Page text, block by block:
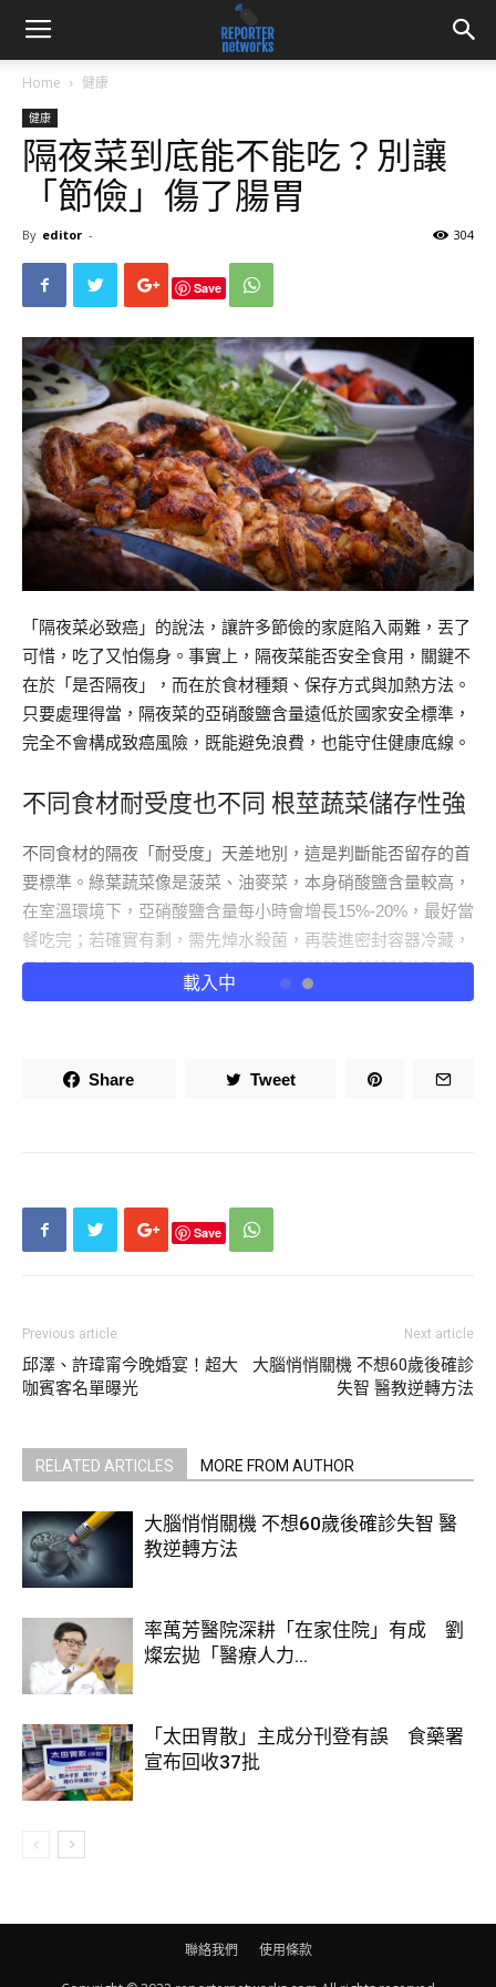
Home 健康
健康
隔夜菜到底能不能吃？別讓
「節儉」傷了腸胃
By editor - 304
Save
「隔夜菜必致癌」的說法，讓許多節儉的家庭陷入兩難，丟了
可惜，吃了又怕傷身。事實上，隔夜菜能否安全食用，關鍵不
在於「是否隔夜」，而在於食材種類、保存方式與加熱方法。
只要處理得當，隔夜菜的亞硝酸鹽含量遠低於國家安全標準，
完全不會構成致癌風險，既能避免浪費，也能守住健康底線。
不同食材耐受度也不同 根莖蔬菜儲存性強
不同食材的隔夜「耐受度」天差地別，這是判斷能否留存的首
要標準。綠葉蔬菜像是菠菜、油麥菜，本身硝酸鹽含量較高，
在室溫環境下，亞硝酸鹽含量每小時會增長15%-20%，最好當
餐吃完；若確實有剩，需先焯水殺菌，再裝進密封容器冷藏，
且必須在24小時內吃完。馬鈴薯、胡蘿蔔等根莖蔬菜的硝酸鹽
含量低，儲存性強，切開後密封冷藏可放1-2天。
凍，避免細菌滋生。海鮮與豆製品屬於高風險類，海鮮容易滋
冷藏溫度4℃以下 加熱需達75℃以上
時，要遵循「趁熱密封」原則，菜餚出鍋後晾到不燙手的溫
度，大約60℃左右，就要趕緊分裝到密封保鮮盒裡，千萬別長
時間放在室溫下。在25℃以上的環境下，剩菜放超過2小時就
度要穩定在4℃以下，生熟食材必須分層存放，防止交叉污
染。
加熱時不能馬虎，必須確保菜餚中心溫度達到75℃以上，綠葉
菜要滾沸2分鐘，肉類要煮到沒有粉色區域，海鮮則需煮沸3分
養，還會增加細菌滋生的風險。湯類剩菜要換用瓦鍋或保鮮盒
存放，避免長時間接觸鋁鍋、鐵鍋，防止生成有害物質。
看二聞三查時間」。先看外觀，有沒有發黏、變色、長霉點；
再聞氣味，有沒有酸味、腐敗味等異味；最後查存放時間，冷
藏是否超過24小時，冷凍是否在合理時限內。只要有其中一項
不合格，就算捨不得也要果斷丟棄。
閱讀全文
Share Tweet
Save
Previous article
邱澤、許瑋甯今晚婚宴！超大
咖賓客名單曝光
Next article
大腦悄悄關機 不想60歲後確診
失智 醫教逆轉方法
RELATED ARTICLES MORE FROM AUTHOR
大腦悄悄關機 不想60歲後確診失智 醫
教逆轉方法
率萬芳醫院深耕「在家住院」有成 劉
燦宏拋「醫療人力...
「太田胃散」主成分刊登有誤 食藥署
宣布回收37批
聯絡我們 使用條款